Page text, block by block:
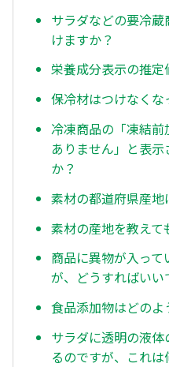
サラダなどの要冷
けますか？
栄養成分表示の推定
保冷材はつけなくな
冷凍商品の「凍結
ありません」と表
か？
素材の都道府県産地
素材の産地を教えて
商品に異物が入っ
が、どうすればいい
食品添加物はどのよ
サラダに透明の液
るのですが、これは